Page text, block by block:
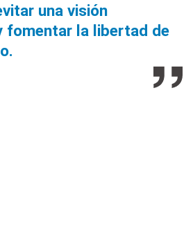
una visión
fomentar la libertad de